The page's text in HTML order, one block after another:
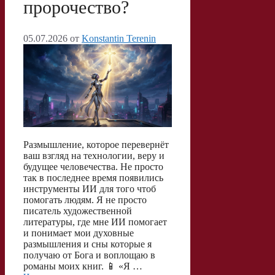
пророчество?
05.07.2026 от Konstantin Terenin
Размышление, которое перевернёт
ваш взгляд на технологии, веру и
будущее человечества. Не просто
так в последнее время появились
инструменты ИИ для того чтоб
помогать людям. Я не просто
писатель художественной
литературы, где мне ИИ помогает
и понимает мои духовные
размышления и сны которые я
получаю от Бога и воплощаю в
романы моих книг. 📱 «Я …